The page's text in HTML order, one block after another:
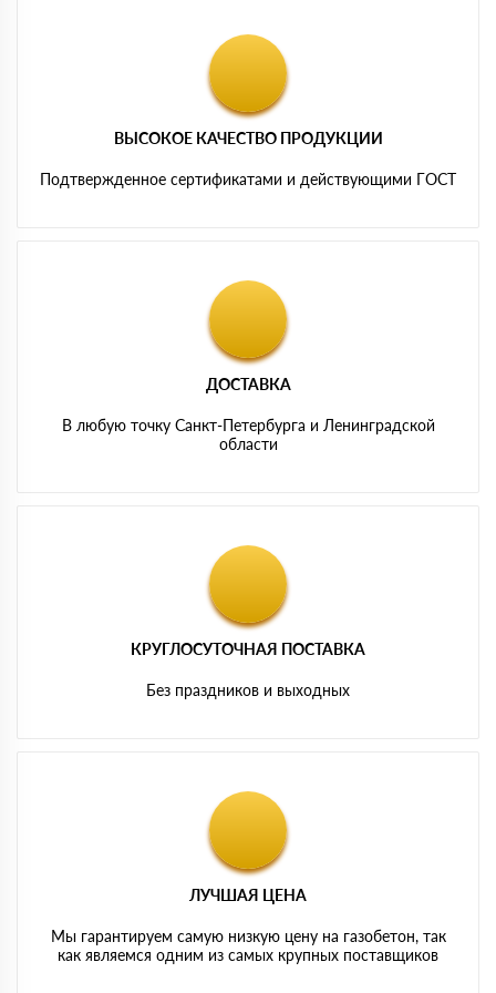
ВЫСОКОЕ КАЧЕСТВО ПРОДУКЦИИ
Подтвержденное сертификатами и действующими ГОСТ
ДОСТАВКА
В любую точку Санкт-Петербурга и Ленинградской
области
КРУГЛОСУТОЧНАЯ ПОСТАВКА
Без праздников и выходных
ЛУЧШАЯ ЦЕНА
Мы гарантируем самую низкую цену на газобетон, так
как являемся одним из самых крупных поставщиков